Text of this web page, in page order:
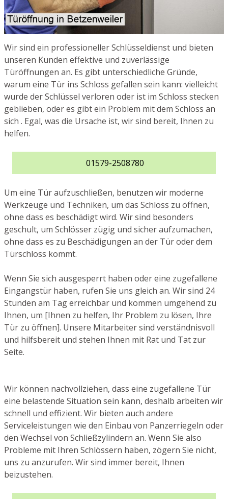
Wir sind ein professioneller Schlüsseldienst und bieten
unseren Kunden effektive und zuverlässige
Türöffnungen an. Es gibt unterschiedliche Gründe,
warum eine Tür ins Schloss gefallen sein kann: vielleicht
wurde der Schlüssel verloren oder ist im Schloss stecken
geblieben, oder es gibt ein Problem mit dem Schloss an
sich . Egal, was die Ursache ist, wir sind bereit, Ihnen zu
helfen.
01579-2508780
Um eine Tür aufzuschließen, benutzen wir moderne
Werkzeuge und Techniken, um das Schloss zu öffnen,
ohne dass es beschädigt wird. Wir sind besonders
geschult, um Schlösser zügig und sicher aufzumachen,
ohne dass es zu Beschädigungen an der Tür oder dem
Türschloss kommt.
Wenn Sie sich ausgesperrt haben oder eine zugefallene
Eingangstür haben, rufen Sie uns gleich an. Wir sind 24
Stunden am Tag erreichbar und kommen umgehend zu
Ihnen, um [Ihnen zu helfen, Ihr Problem zu lösen, Ihre
Tür zu öffnen]. Unsere Mitarbeiter sind verständnisvoll
und hilfsbereit und stehen Ihnen mit Rat und Tat zur
Seite.
Wir können nachvollziehen, dass eine zugefallene Tür
eine belastende Situation sein kann, deshalb arbeiten wir
schnell und effizient. Wir bieten auch andere
Serviceleistungen wie den Einbau von Panzerriegeln oder
den Wechsel von Schließzylindern an. Wenn Sie also
Probleme mit Ihren Schlössern haben, zögern Sie nicht,
uns zu anzurufen. Wir sind immer bereit, Ihnen
beizustehen.